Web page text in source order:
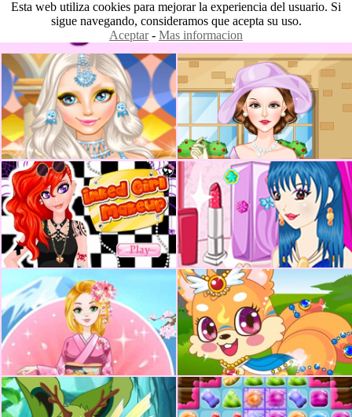
Esta web utiliza cookies para mejorar la experiencia del usuario. Si
sigue navegando, consideramos que acepta su uso.
Aceptar- Mas informacion